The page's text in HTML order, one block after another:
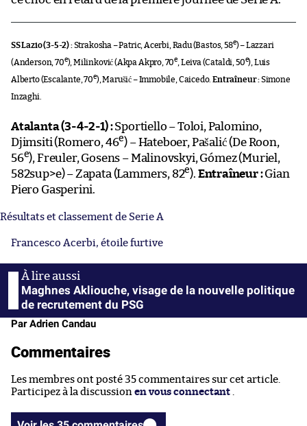
SS Lazio (3-5-2) :Strakosha – Patric, Acerbi, Radu (Bastos, 58e) – Lazzari
(Anderson, 70e), Milinković (Akpa Akpro, 70e , Leiva (Cataldi, 50e), Luis
Alberto (Escalante, 70e), Marušić – Immobile, Caicedo. Entraîneur :Simone
Inzaghi.
Atalanta (3-4-2-1) :Sportiello – Toloi, Palomino,
Djimsiti (Romero, 46e) – Hateboer, Pašalić (De Roon,
56e), Freuler, Gosens – Malinovskyi, Gómez (Muriel,
582sup>e) – Zapata (Lammers, 82e). Entraîneur :Gian
Piero Gasperini.
Résultats et classement de Serie A
Francesco Acerbi, étoile furtive
Maghnes Akliouche, visage de la nouvelle politique
de recrutement du PSG
Par Adrien Candau
Commentaires
Les membres ont posté 35 commentaires sur cet article.
Participez à la discussion en vous connectant .